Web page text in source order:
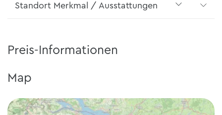
Standort Merkmal / Ausstattungen
Preis-Informationen
Map